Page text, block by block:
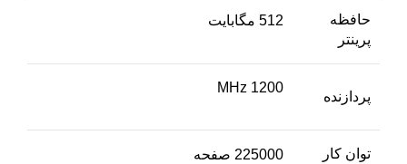
حافظه
پرینتر
512 مگابایت
پردازنده
1200 MHz
توان کار
225000 صفحه